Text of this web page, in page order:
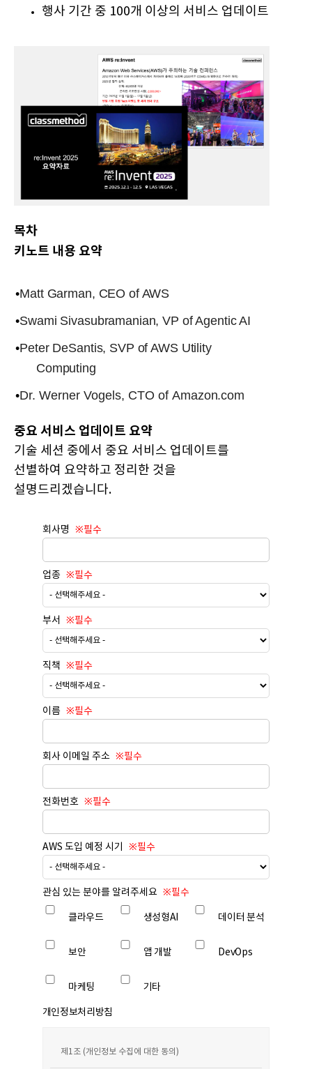
행사 기간 중 100개 이상의 서비스 업데이트
목차
키노트 내용 요약
•Matt Garman, CEO of AWS
•Swami Sivasubramanian, VP of Agentic AI
•Peter DeSantis, SVP of AWS Utility
Computing
•Dr. Werner Vogels, CTO of Amazon.com
중요 서비스 업데이트 요약
기술 세션 중에서 중요 서비스 업데이트를
선별하여 요약하고 정리한 것을
설명드리겠습니다.
회사명
업종
부서
직책
이름
회사 이메일 주소
전화번호
AWS 도입 예정 시기
관심 있는 분야를 알려주세요
클라우드 생성형AI 데이터 분석
보안 앱 개발 DevOps
마케팅 기타
개인정보처리방침
제1조 (개인정보 수집에 대한 동의)